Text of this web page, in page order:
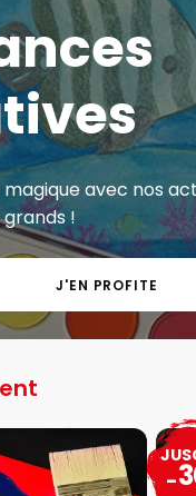
magique avec nos
!
J'EN PROFITE
-